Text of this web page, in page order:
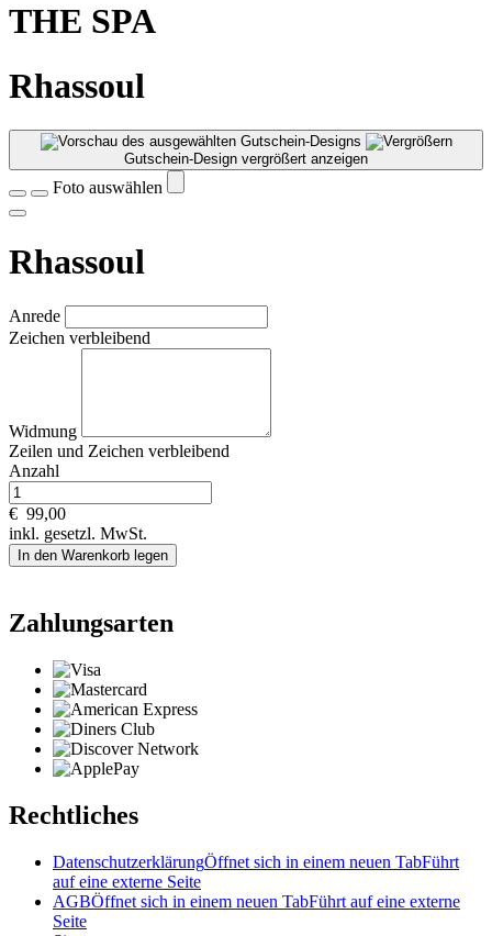
THE SPA
Rhassoul
Gutschein-Design vergrößert anzeigen
Foto auswählen
Rhassoul
Anrede
Zeichen verbleibend
Widmung
Zeilen und Zeichen verbleibend
Anzahl
€ 99,00
inkl. gesetzl. MwSt.
In den Warenkorb legen
Zahlungsarten
Rechtliches
DatenschutzerklärungÖffnet sich in einem neuen TabFührt
auf eine externe Seite
AGBÖffnet sich in einem neuen TabFührt auf eine externe
Seite